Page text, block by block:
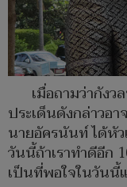
เมื่อถามว่ากัง
ประเด็นดังกล่าวอ
นายอัครนันท์ ได้หั
วันนี้ถ้าเราทำดีอีก
เป็นที่พอใจในวันนี้